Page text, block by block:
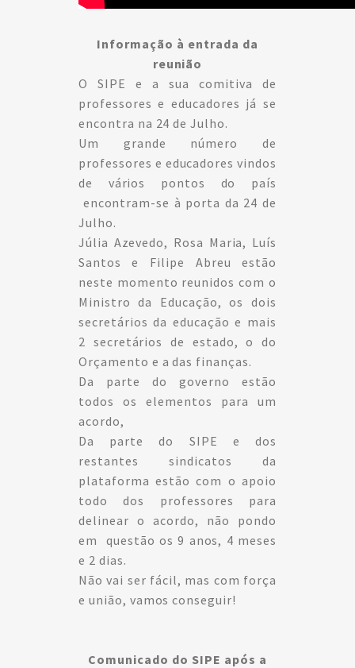
Informação à entrada da
reunião
O SIPE e a sua comitiva de
professores e educadores já se
encontra na 24 de Julho.
Um grande número de
professores e educadores vindos
de vários pontos do país
encontram-se à porta da 24 de
Julho.
Júlia Azevedo, Rosa Maria, Luís
Santos e Filipe Abreu estão
neste momento reunidos com o
Ministro da Educação, os dois
secretários da educação e mais
2 secretários de estado, o do
Orçamento e a das finanças.
Da parte do governo estão
todos os elementos para um
acordo,
Da parte do SIPE e dos
restantes sindicatos da
plataforma estão com o apoio
todo dos professores para
delinear o acordo, não pondo
em questão os 9 anos, 4 meses
e 2 dias.
Não vai ser fácil, mas com força
e união, vamos conseguir!
Comunicado do SIPE após a